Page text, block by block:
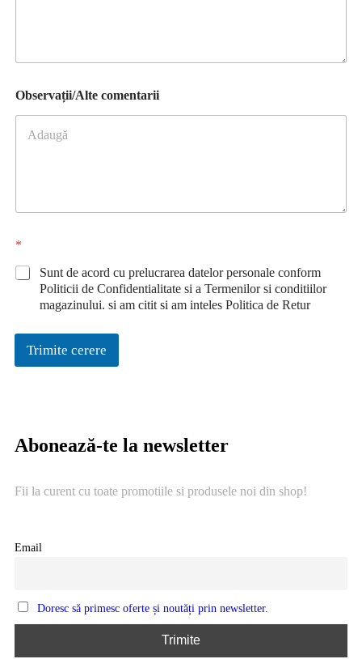
Observații/Alte comentarii
*
Sunt de acord cu prelucrarea datelor personale conform
Politicii de Confidentialitate si a Termenilor si conditiilor
magazinului. si am citit si am inteles Politica de Retur
Trimite cerere
Abonează-te la newsletter
Fii la curent cu toate promotiile si produsele noi din shop!
Email
Doresc să primesc oferte și noutăți prin newsletter.